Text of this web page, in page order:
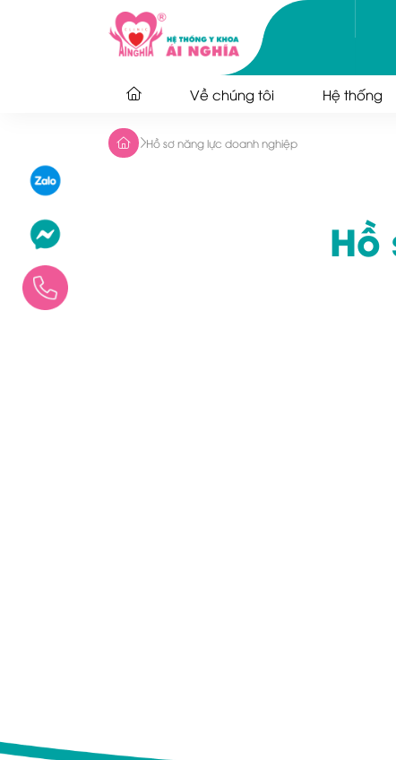
Về chúng tôi Hệ thống
Hồ sơ năng lực doanh nghiệp
Hồ